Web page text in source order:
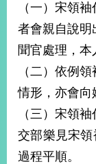
（一）宋領
者會親自說明
聞官處理，本
（二）依例
情形，亦會向
（三）宋領
交部樂見宋
過程平順。